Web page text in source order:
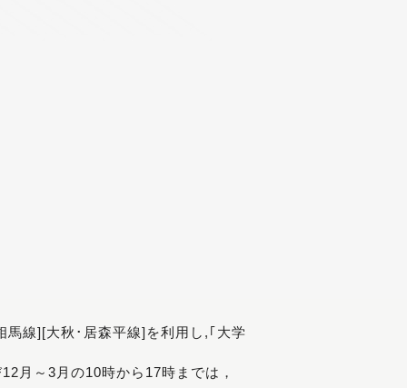
線][大秋･居森平線]を利用し,｢大学
月～3月の10時から17時までは，